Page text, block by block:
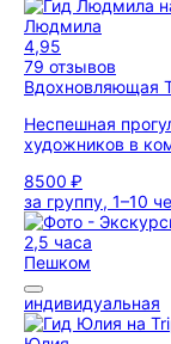
Людмила
4,95
79 отзывов
Вдохновляющая
Неспешная
художников в
8500 ₽
за группу, 1–10
2,5 часа
Пешком
индивидуальная